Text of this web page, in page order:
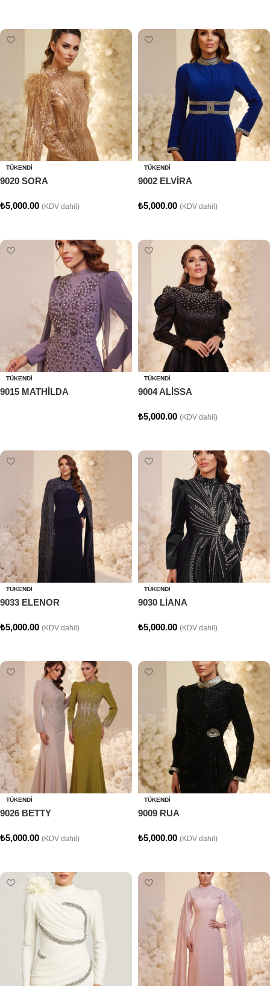
TÜKENDI
9020 SORA
₺5,000.00 (KDV dahil)
TÜKENDI
9002 ELVİRA
₺5,000.00 (KDV dahil)
TÜKENDI
9015 MATHİLDA
TÜKENDI
9004 ALİSSA
₺5,000.00 (KDV dahil)
TÜKENDI
9033 ELENOR
₺5,000.00 (KDV dahil)
TÜKENDI
9030 LİANA
₺5,000.00 (KDV dahil)
TÜKENDI
9026 BETTY
₺5,000.00 (KDV dahil)
TÜKENDI
9009 RUA
₺5,000.00 (KDV dahil)